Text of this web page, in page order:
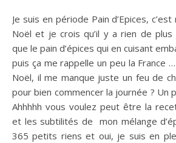
Je suis en période Pain d’Epices, c’est normal c’est bientôt
Noël et je crois qu’il y a rien de plus
que le pain d’épices qui en cuisant
puis ça me rappelle un peu la France
Noël, il me manque juste un feu de
pour bien commencer la journée ? Un
Ahhhhh vous voulez peut être la
et les subtilités de mon mélange
365 petits riens et oui, je suis en